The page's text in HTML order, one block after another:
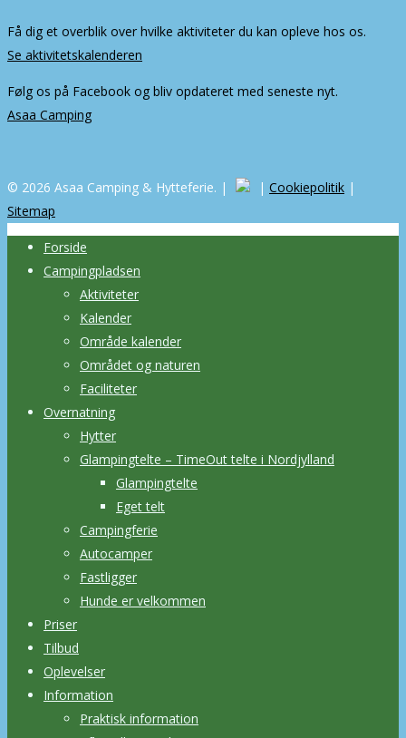
Få dig et overblik over hvilke aktiviteter du kan opleve hos os.
Se aktivitetskalenderen
Følg os på Facebook og bliv opdateret med seneste nyt.
Asaa Camping
© 2026 Asaa Camping & Hytteferie. | | Cookiepolitik |
Sitemap
Forside
Campingpladsen
Aktiviteter
Kalender
Område kalender
Området og naturen
Faciliteter
Overnatning
Hytter
Glampingtelte – TimeOut telte i Nordjylland
Glampingtelte
Eget telt
Campingferie
Autocamper
Fastligger
Hunde er velkommen
Priser
Tilbud
Oplevelser
Information
Praktisk information